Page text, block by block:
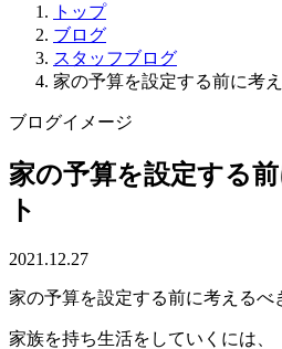
トップ
ブログ
スタッフブログ
家の予算を設定する前に考
ブログイメージ
家の予算を設定する
ト
2021.12.27
家の予算を設定する前に考えるべ
家族を持ち生活をしていくには、